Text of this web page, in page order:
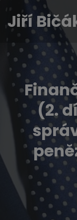
Jiří
(2.